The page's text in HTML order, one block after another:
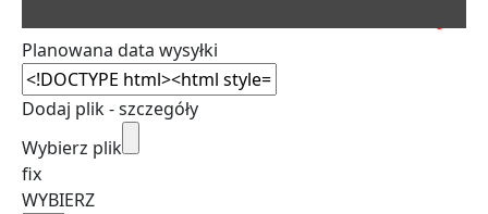
Planowana data wysyłki
Dodaj plik - szczegóły
Wybierz plik
fix
WYBIERZ